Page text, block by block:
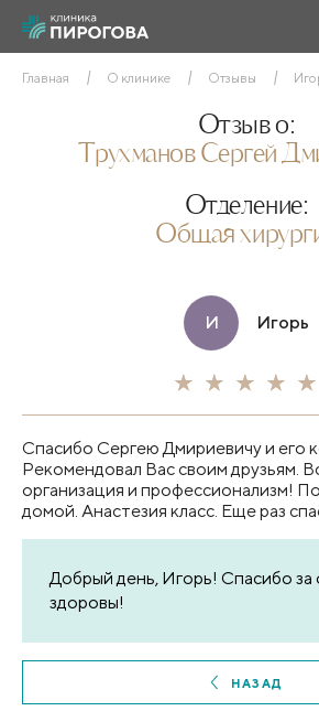
Главная О клинике Отзывы
Отзыв о:
Трухманов Сергей
Отделение:
Общая
И Игорь
Спасибо Сергею Дмириевичу и его
Рекомендовал Вас своим друзьям.
организация и профессионализм!
домой. Анастезия класс. Еще раз
Добрый день, Игорь! Спасибо за
здоровы!
НАЗАД